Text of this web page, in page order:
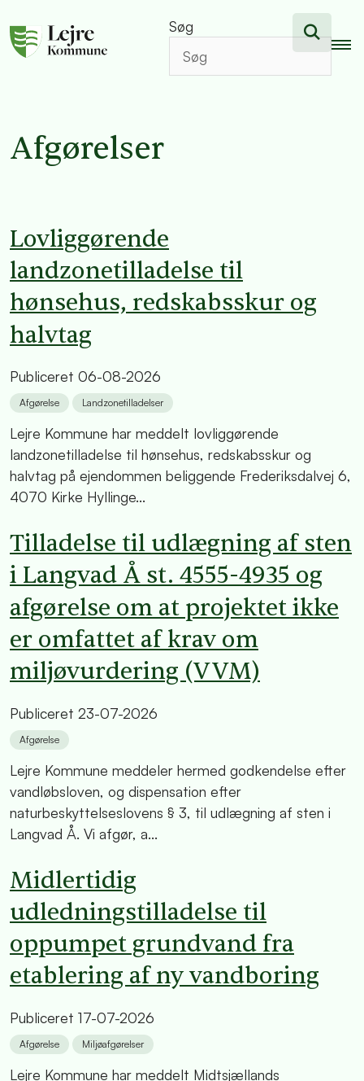
Søg
Afgørelser
Lovliggørende
landzonetilladelse til
hønsehus, redskabsskur og
halvtag
Publiceret 06-08-2026
Afgørelse Landzonetilladelser
Lejre Kommune har meddelt lovliggørende
landzonetilladelse til hønsehus, redskabsskur og
halvtag på ejendommen beliggende Frederiksdalvej 6,
4070 Kirke Hyllinge...
Tilladelse til udlægning af sten
i Langvad Å st. 4555-4935 og
afgørelse om at projektet ikke
er omfattet af krav om
miljøvurdering (VVM)
Publiceret 23-07-2026
Afgørelse
Lejre Kommune meddeler hermed godkendelse efter
vandløbsloven, og dispensation efter
naturbeskyttelseslovens § 3, til udlægning af sten i
Langvad Å. Vi afgør, a...
Midlertidig
udledningstilladelse til
oppumpet grundvand fra
etablering af ny vandboring
Publiceret 17-07-2026
Afgørelse Miljøafgørelser
Lejre Kommune har meddelt Midtsjællands